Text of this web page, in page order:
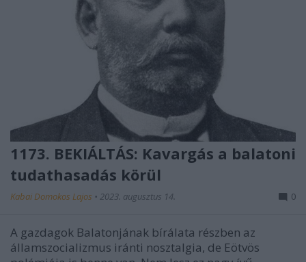
1173. BEKIÁLTÁS: Kavargás a balatoni
tudathasadás körül
Kabai Domokos Lajos • 2023. augusztus 14. 0
A gazdagok Balatonjának bírálata részben az
államszocializmus iránti nosztalgia, de Eötvös